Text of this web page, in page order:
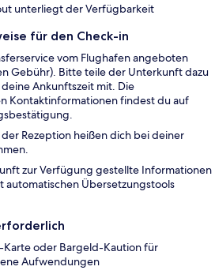
unterliegt der Verfügbarkeit
für den Check-in
vom Flughafen angeboten
Gebühr). Bitte teile der Unterkunft dazu
Ankunftszeit mit. Die
Kontaktinformationen findest du auf
Rezeption heißen dich bei deiner
zur Verfügung gestellte Informationen
automatischen Übersetzungstools
Karte oder Bargeld-Kaution für
Aufwendungen